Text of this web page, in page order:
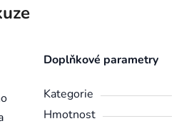
Doplňkové parametry
Kategorie
Hmotnost